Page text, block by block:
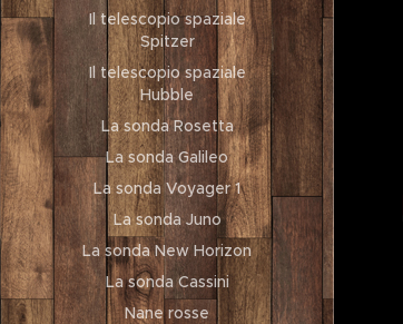
Il telescopio spaziale
Spitzer
Il telescopio spaziale
Hubble
La sonda Rosetta
La sonda Galileo
La sonda Voyager 1
La sonda Juno
La sonda New Horizon
La sonda Cassini
Nane rosse